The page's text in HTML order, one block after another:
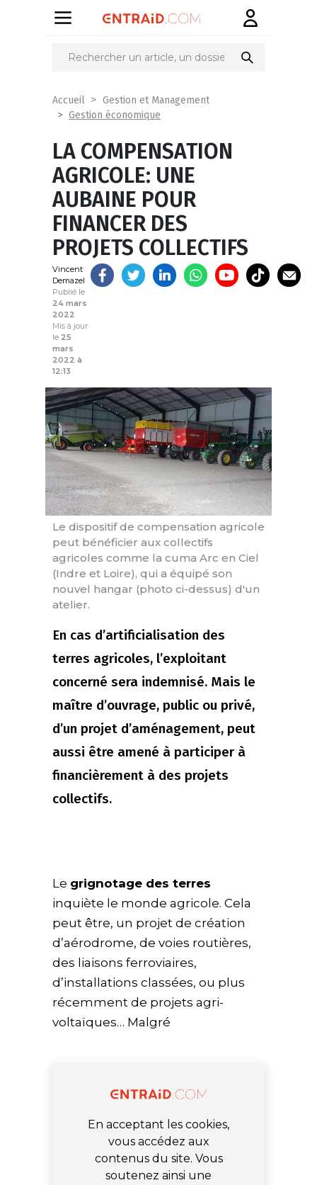
Partager
Accueil
Gestion et Management
Gestion économique
LA COMPENSATION
AGRICOLE: UNE
AUBAINE POUR
FINANCER DES
PROJETS COLLECTIFS
Vincent
Demazel
Publié le
24 mars
2022
Mis à jour
le 25
mars
2022 à
12:13
Le dispositif de compensation agricole
peut bénéficier aux collectifs
agricoles comme la cuma Arc en Ciel
(Indre et Loire), qui a équipé son
nouvel hangar (photo ci-dessus) d'un
atelier.
En cas d’artificialisation des
terres agricoles, l’exploitant
concerné sera indemnisé. Mais le
maître d’ouvrage, public ou privé,
d’un projet d’aménagement, peut
aussi être amené à participer à
financièrement à des projets
collectifs.
Le grignotage des terres
inquiète le monde agricole. Cela
peut être, un projet de création
d’aérodrome, de voies routières,
des liaisons ferroviaires,
d’installations classées, ou plus
récemment de projets agri-
voltaïques… Malgré
En acceptant les cookies,
vous accédez aux
contenus du site. Vous
soutenez ainsi une